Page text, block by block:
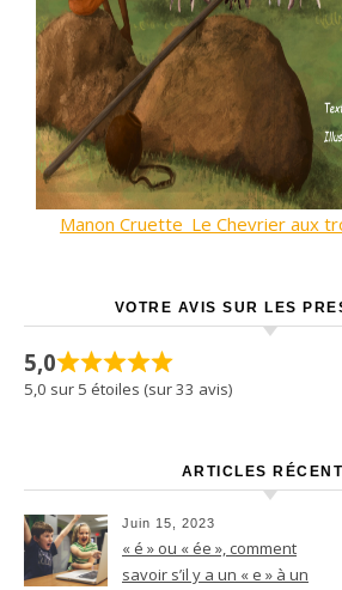
Manon Cruette_Le Chevrier aux
VOTRE AVIS SUR LES
5,0
5,0 sur 5 étoiles (sur 33 avis)
ARTICLES
Juin 15, 2023
« é » ou « ée », comment
savoir s’il y a un « e » à un